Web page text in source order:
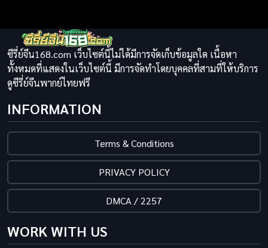
ซีรี่ย์จีน168.com เว็บไซต์นี้ไม่ได้มีการจัดเก็บข้อมูลใด เนื้อหา
ทั้งหมดที่แสดงในเว็บไซต์นี้ มีการจัดทำโดยบุคคลที่สามที่ให้บริการ
ดูซีรี่ย์จีนพากย์ไทยฟรี
INFORMATION
Terms & Conditions
PRIVACY POLICY
DMCA / 2257
WORK WITH US